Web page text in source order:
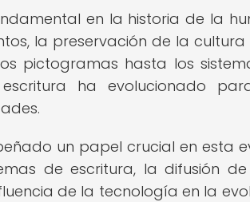
en la historia de la
la preservación de la
pictogramas hasta los
ha evolucionado
un papel crucial en esta
de escritura, la difusión
de la tecnología en la